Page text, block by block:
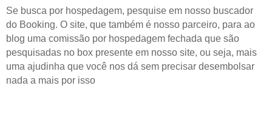
Se busca por hospedagem, pesquise em nosso buscador
do Booking. O site, que também é nosso parceiro, para ao
blog uma comissão por hospedagem fechada que são
pesquisadas no box presente em nosso site, ou seja, mais
uma ajudinha que você nos dá sem precisar desembolsar
nada a mais por isso